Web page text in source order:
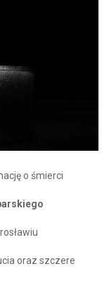
o śmierci
oraz szczere